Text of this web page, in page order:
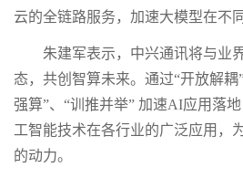
云的全链路服务，加速大模型在不
朱建军表示，中兴通讯将与业
态，共创智算未来。通过“开放解耦
强算”、“训推并举” 加速AI应用落
工智能技术在各行业的广泛应用，
的动力。